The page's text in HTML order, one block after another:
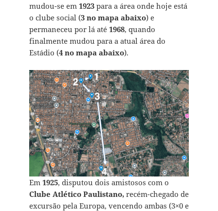
mudou-se em 1923para a área onde hoje está
o clube social (3 no mapa abaixo) e
permaneceu por lá até 1968, quando
finalmente mudou para a atual área do
Estádio (4 no mapa abaixo).
Em 1925, disputou dois amistosos com o
Clube Atlético Paulistano,recém-chegado de
excursão pela Europa, vencendo ambas (3×0 e